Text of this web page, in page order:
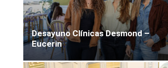
Desayuno Clínicas Desmond –
Eucerin